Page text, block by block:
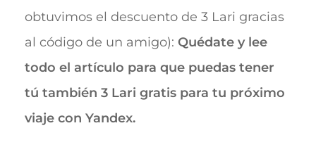
obtuvimos el descuento de 3 Lari gracias
al código de un amigo): Quédate y lee
todo el artículo para que puedas tener
tú también 3 Lari gratis para tu próximo
viaje con Yandex.